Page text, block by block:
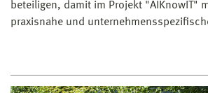
beteiligen, damit im Projekt "AIKnowIT"
praxisnahe und